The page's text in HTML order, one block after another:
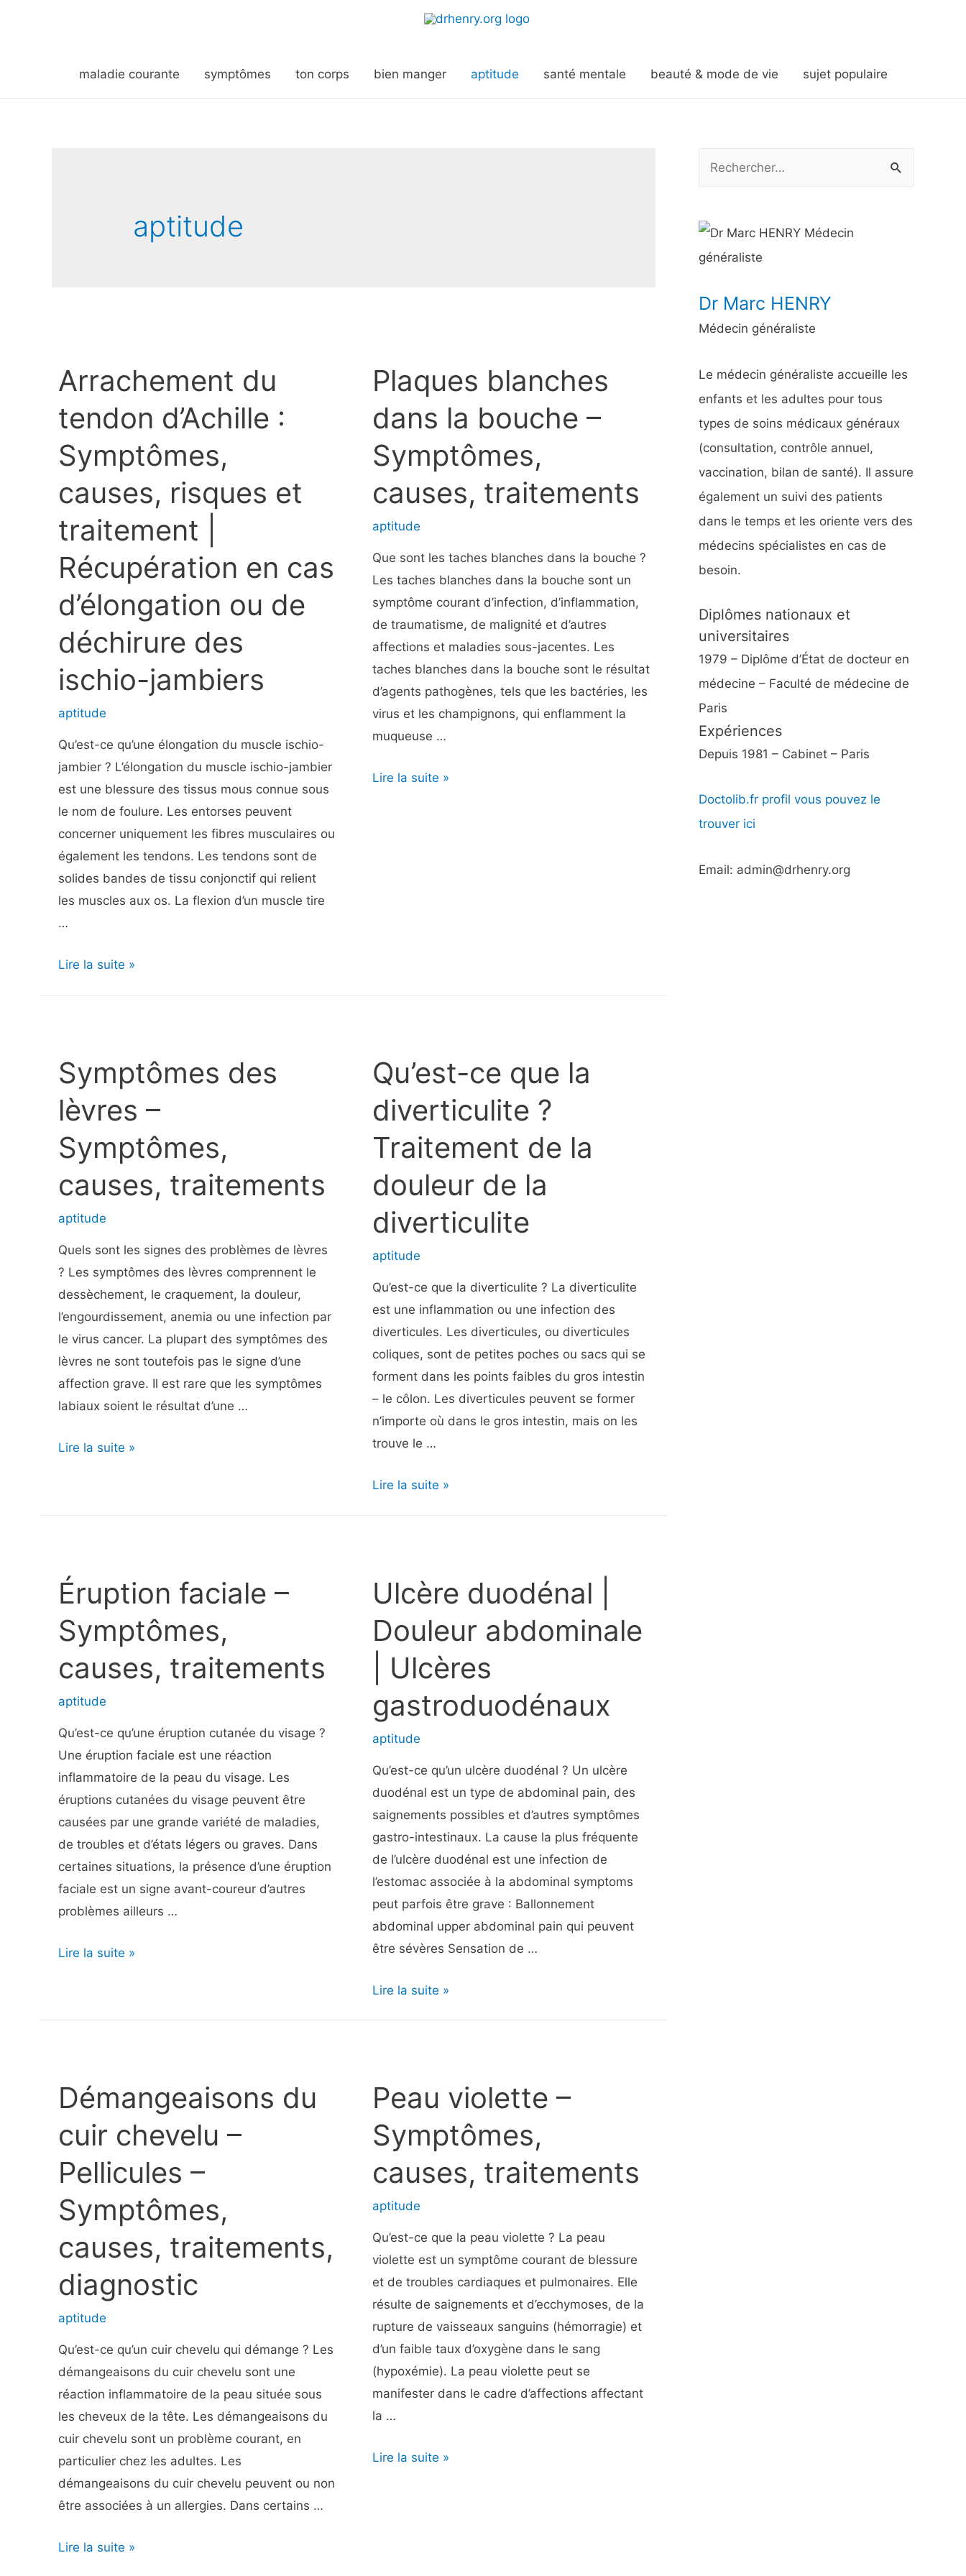
maladie courante symptômes ton corps bien manger aptitude santé mentale beauté & mode de vie sujet populaire
aptitude
Arrachement du
tendon d’Achille :
Symptômes,
causes, risques et
traitement |
Récupération en cas
d’élongation ou de
déchirure des
ischio-jambiers
aptitude
Qu’est-ce qu’une élongation du muscle ischio-
jambier ? L’élongation du muscle ischio-jambier
est une blessure des tissus mous connue sous
le nom de foulure. Les entorses peuvent
concerner uniquement les fibres musculaires ou
également les tendons. Les tendons sont de
solides bandes de tissu conjonctif qui relient
les muscles aux os. La flexion d’un muscle tire
…
Arrachement
Symptômes,
causes,
risques
et
traitement
|
cas
d’élongation
ou
de
déchirure
des
ischio-
jambiers
Lire la suite »
Plaques blanches
dans la bouche –
Symptômes,
causes, traitements
aptitude
Que sont les taches blanches dans la bouche ?
Les taches blanches dans la bouche sont un
symptôme courant d’infection, d’inflammation,
de traumatisme, de malignité et d’autres
affections et maladies sous-jacentes. Les
taches blanches dans la bouche sont le résultat
d’agents pathogènes, tels que les bactéries, les
virus et les champignons, qui enflamment la
muqueuse …
Plaques
Lire la suite »
Symptômes des
lèvres –
Symptômes,
causes, traitements
aptitude
Quels sont les signes des problèmes de lèvres
? Les symptômes des lèvres comprennent le
dessèchement, le craquement, la douleur,
l’engourdissement, anemia ou une infection par
le virus cancer. La plupart des symptômes des
lèvres ne sont toutefois pas le signe d’une
affection grave. Il est rare que les symptômes
labiaux soient le résultat d’une …
Symptômes
traitements
Lire la suite »
Qu’est-ce que la
diverticulite ?
Traitement de la
douleur de la
diverticulite
aptitude
Qu’est-ce que la diverticulite ? La diverticulite
est une inflammation ou une infection des
diverticules. Les diverticules, ou diverticules
coliques, sont de petites poches ou sacs qui se
forment dans les points faibles du gros intestin
– le côlon. Les diverticules peuvent se former
n’importe où dans le gros intestin, mais on les
trouve le …
Qu’est-
?
Traitement
de
douleur
de
Lire la suite »
Éruption faciale –
Symptômes,
causes, traitements
aptitude
Qu’est-ce qu’une éruption cutanée du visage ?
Une éruption faciale est une réaction
inflammatoire de la peau du visage. Les
éruptions cutanées du visage peuvent être
causées par une grande variété de maladies,
de troubles et d’états légers ou graves. Dans
certaines situations, la présence d’une éruption
faciale est un signe avant-coureur d’autres
problèmes ailleurs …
Éruption
Lire la suite »
Ulcère duodénal |
Douleur abdominale
| Ulcères
gastroduodénaux
aptitude
Qu’est-ce qu’un ulcère duodénal ? Un ulcère
duodénal est un type de abdominal pain, des
saignements possibles et d’autres symptômes
gastro-intestinaux. La cause la plus fréquente
de l’ulcère duodénal est une infection de
l’estomac associée à la abdominal symptoms
peut parfois être grave : Ballonnement
abdominal upper abdominal pain qui peuvent
être sévères Sensation de …
Ulcère
Ulcères
gastroduodénaux
Lire la suite »
Démangeaisons du
cuir chevelu –
Pellicules –
Symptômes,
causes, traitements,
diagnostic
aptitude
Qu’est-ce qu’un cuir chevelu qui démange ? Les
démangeaisons du cuir chevelu sont une
réaction inflammatoire de la peau située sous
les cheveux de la tête. Les démangeaisons du
cuir chevelu sont un problème courant, en
particulier chez les adultes. Les
démangeaisons du cuir chevelu peuvent ou non
être associées à un allergies. Dans certains …
Démangeaisons
Lire la suite »
Peau violette –
Symptômes,
causes, traitements
aptitude
Qu’est-ce que la peau violette ? La peau
violette est un symptôme courant de blessure
et de troubles cardiaques et pulmonaires. Elle
résulte de saignements et d’ecchymoses, de la
rupture de vaisseaux sanguins (hémorragie) et
d’un faible taux d’oxygène dans le sang
(hypoxémie). La peau violette peut se
manifester dans le cadre d’affections affectant
la …
Peau
Lire la suite »
h
e
c
h
r
:
Dr Marc HENRY
Médecin généraliste
Le médecin généraliste accueille les
enfants et les adultes pour tous
types de soins médicaux généraux
(consultation, contrôle annuel,
vaccination, bilan de santé). Il assure
également un suivi des patients
dans le temps et les oriente vers des
médecins spécialistes en cas de
besoin.
Diplômes nationaux et
universitaires
1979 – Diplôme d’État de docteur en
médecine – Faculté de médecine de
Paris
Expériences
Depuis 1981 – Cabinet – Paris
Doctolib.fr profil vous pouvez le
trouver ici
Email: admin@drhenry.org